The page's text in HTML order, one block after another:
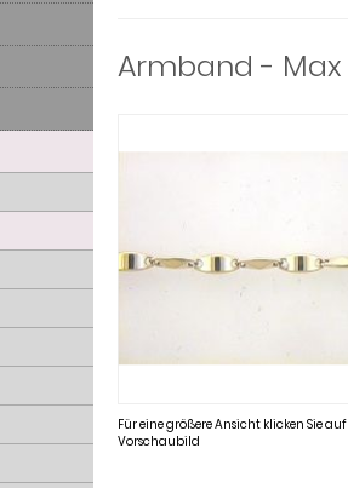
Armband -
Für eine größere Ansicht klicken Sie
Vorschaubild